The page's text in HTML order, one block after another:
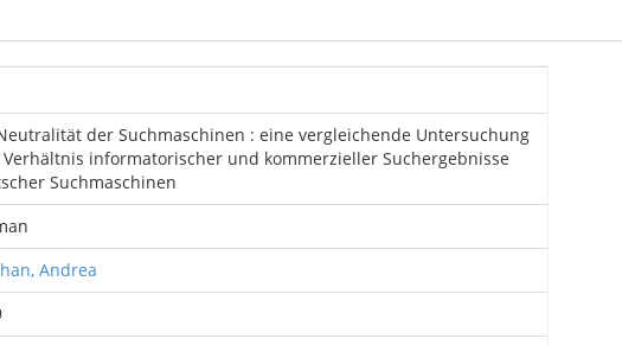
der Suchmaschinen : eine vergleichende Untersuchung
informatorischer und kommerzieller Suchergebnisse
Suchmaschinen
Andrea